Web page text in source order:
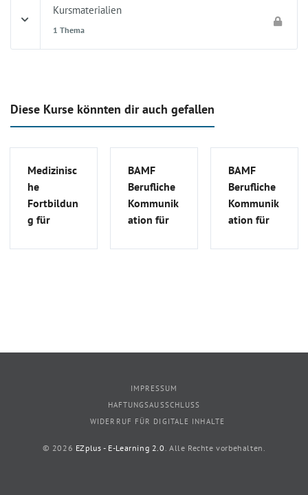
Kursmaterialien
1 Thema
Diese Kurse könnten dir auch gefallen
Medizinisc
he
Fortbildun
g für
he Ärzte |
BAMF
Berufliche
Kommunik
ation für
he Ärzte
BAMF
Berufliche
Kommunik
ation für
he Ärzte
IMPRESSUM
HAFTUNGSAUSSCHLUSS
WIDERRUF FÜR DIGITALE INHALTE
© 2026 EZplus - E-Learning 2.0. Alle Rechte vorbehalten.